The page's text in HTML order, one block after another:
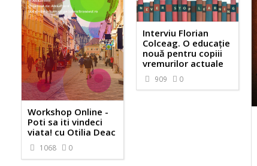
Workshop Online -
Poti sa iti vindeci
viata! cu Otilia Deac
1068 0
Interviu Florian
Colceag. O educație
nouă pentru copiii
vremurilor actuale
909 0